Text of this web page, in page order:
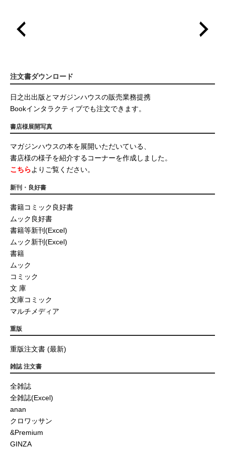
注文書ダウンロード
日之出出版とマガジンハウスの販売業務提携
Bookインタラクティブでも注文できます。
書店様展開写真
マガジンハウスの本を展開いただいている、
書店様の様子を紹介するコーナーを作成しました。
こちらよりご覧ください。
新刊・良好書
書籍コミック良好書
ムック良好書
書籍等新刊(Excel)
ムック新刊(Excel)
書籍
ムック
コミック
文 庫
文庫コミック
マルチメディア
重版
重版注文書 (最新)
雑誌 注文書
全雑誌
全雑誌(Excel)
anan
クロワッサン
&Premium
GINZA